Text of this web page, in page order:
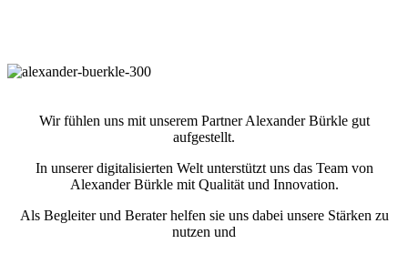
Wir fühlen uns mit unserem Partner Alexander Bürkle gut
aufgestellt.
In unserer digitalisierten Welt unterstützt uns das Team von
Alexander Bürkle mit Qualität und Innovation.
Als Begleiter und Berater helfen sie uns dabei unsere Stärken zu
nutzen und